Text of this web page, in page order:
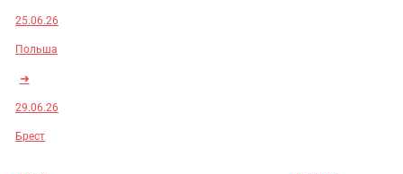
25.06.26
Польша
➜
29.06.26
Брест